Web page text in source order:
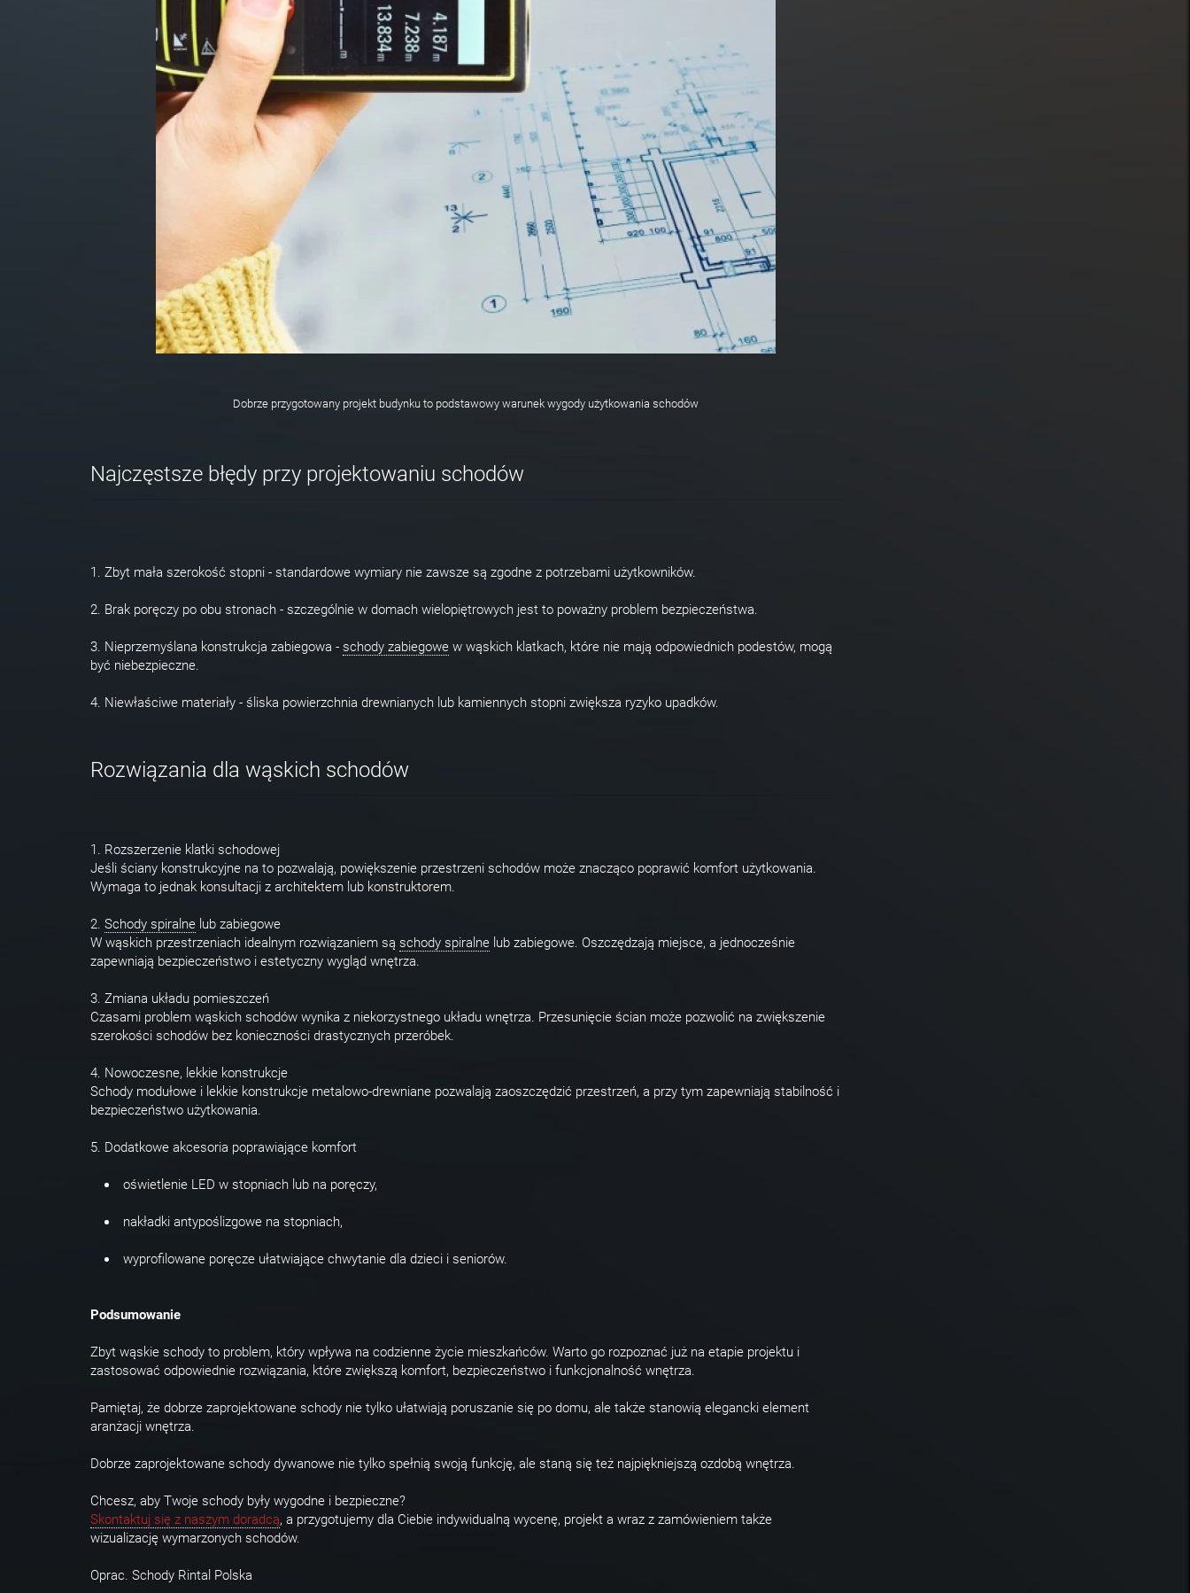
Dobrze przygotowany projekt budynku to podstawowy warunek wygody użytkowania schodów
Najczęstsze błędy przy projektowaniu schodów
1. Zbyt mała szerokość stopni - standardowe wymiary nie zawsze są zgodne z potrzebami użytkowników.
2. Brak poręczy po obu stronach - szczególnie w domach wielopiętrowych jest to poważny problem bezpieczeństwa.
3. Nieprzemyślana konstrukcja zabiegowa - schody zabiegowe w wąskich klatkach, które nie mają odpowiednich podestów, mogą
być niebezpieczne.
4. Niewłaściwe materiały - śliska powierzchnia drewnianych lub kamiennych stopni zwiększa ryzyko upadków.
Rozwiązania dla wąskich schodów
1. Rozszerzenie klatki schodowej
Jeśli ściany konstrukcyjne na to pozwalają, powiększenie przestrzeni schodów może znacząco poprawić komfort użytkowania.
Wymaga to jednak konsultacji z architektem lub konstruktorem.
2. Schody spiralne lub zabiegowe
W wąskich przestrzeniach idealnym rozwiązaniem są schody spiralne lub zabiegowe. Oszczędzają miejsce, a jednocześnie
zapewniają bezpieczeństwo i estetyczny wygląd wnętrza.
3. Zmiana układu pomieszczeń
Czasami problem wąskich schodów wynika z niekorzystnego układu wnętrza. Przesunięcie ścian może pozwolić na zwiększenie
szerokości schodów bez konieczności drastycznych przeróbek.
4. Nowoczesne, lekkie konstrukcje
Schody modułowe i lekkie konstrukcje metalowo-drewniane pozwalają zaoszczędzić przestrzeń, a przy tym zapewniają stabilność i
bezpieczeństwo użytkowania.
5. Dodatkowe akcesoria poprawiające komfort
oświetlenie LED w stopniach lub na poręczy,
nakładki antypoślizgowe na stopniach,
wyprofilowane poręcze ułatwiające chwytanie dla dzieci i seniorów.
Podsumowanie
Zbyt wąskie schody to problem, który wpływa na codzienne życie mieszkańców. Warto go rozpoznać już na etapie projektu i
zastosować odpowiednie rozwiązania, które zwiększą komfort, bezpieczeństwo i funkcjonalność wnętrza.
Pamiętaj, że dobrze zaprojektowane schody nie tylko ułatwiają poruszanie się po domu, ale także stanowią elegancki element
aranżacji wnętrza.
Dobrze zaprojektowane schody dywanowe nie tylko spełnią swoją funkcję, ale staną się też najpiękniejszą ozdobą wnętrza.
Chcesz, aby Twoje schody były wygodne i bezpieczne?
Skontaktuj się z naszym doradcą, a przygotujemy dla Ciebie indywidualną wycenę, projekt a wraz z zamówieniem także
wizualizację wymarzonych schodów.
Oprac. Schody Rintal Polska